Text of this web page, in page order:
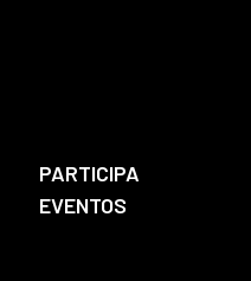
PARTICIPA
EVENTOS